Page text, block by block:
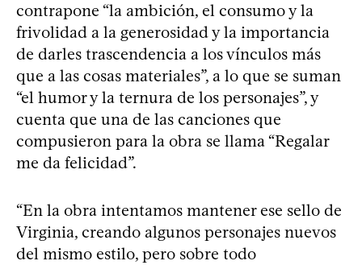
contrapone “la ambición, el consumo y la
frivolidad a la generosidad y la importancia
de darles trascendencia a los vínculos más
que a las cosas materiales”, a lo que se suman
“el humor y la ternura de los personajes”, y
cuenta que una de las canciones que
compusieron para la obra se llama “Regalar
me da felicidad”.
“En la obra intentamos mantener ese sello de
Virginia, creando algunos personajes nuevos
del mismo estilo, pero sobre todo